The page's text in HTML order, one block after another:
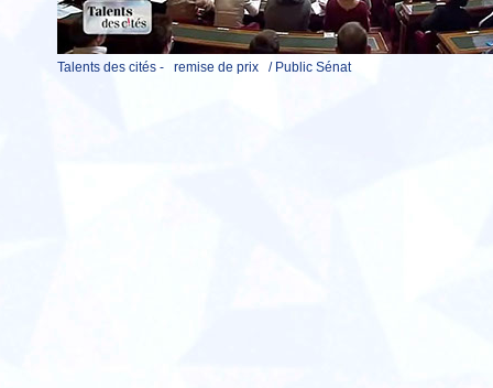
Talents des cités - remise de prix / Public Sénat